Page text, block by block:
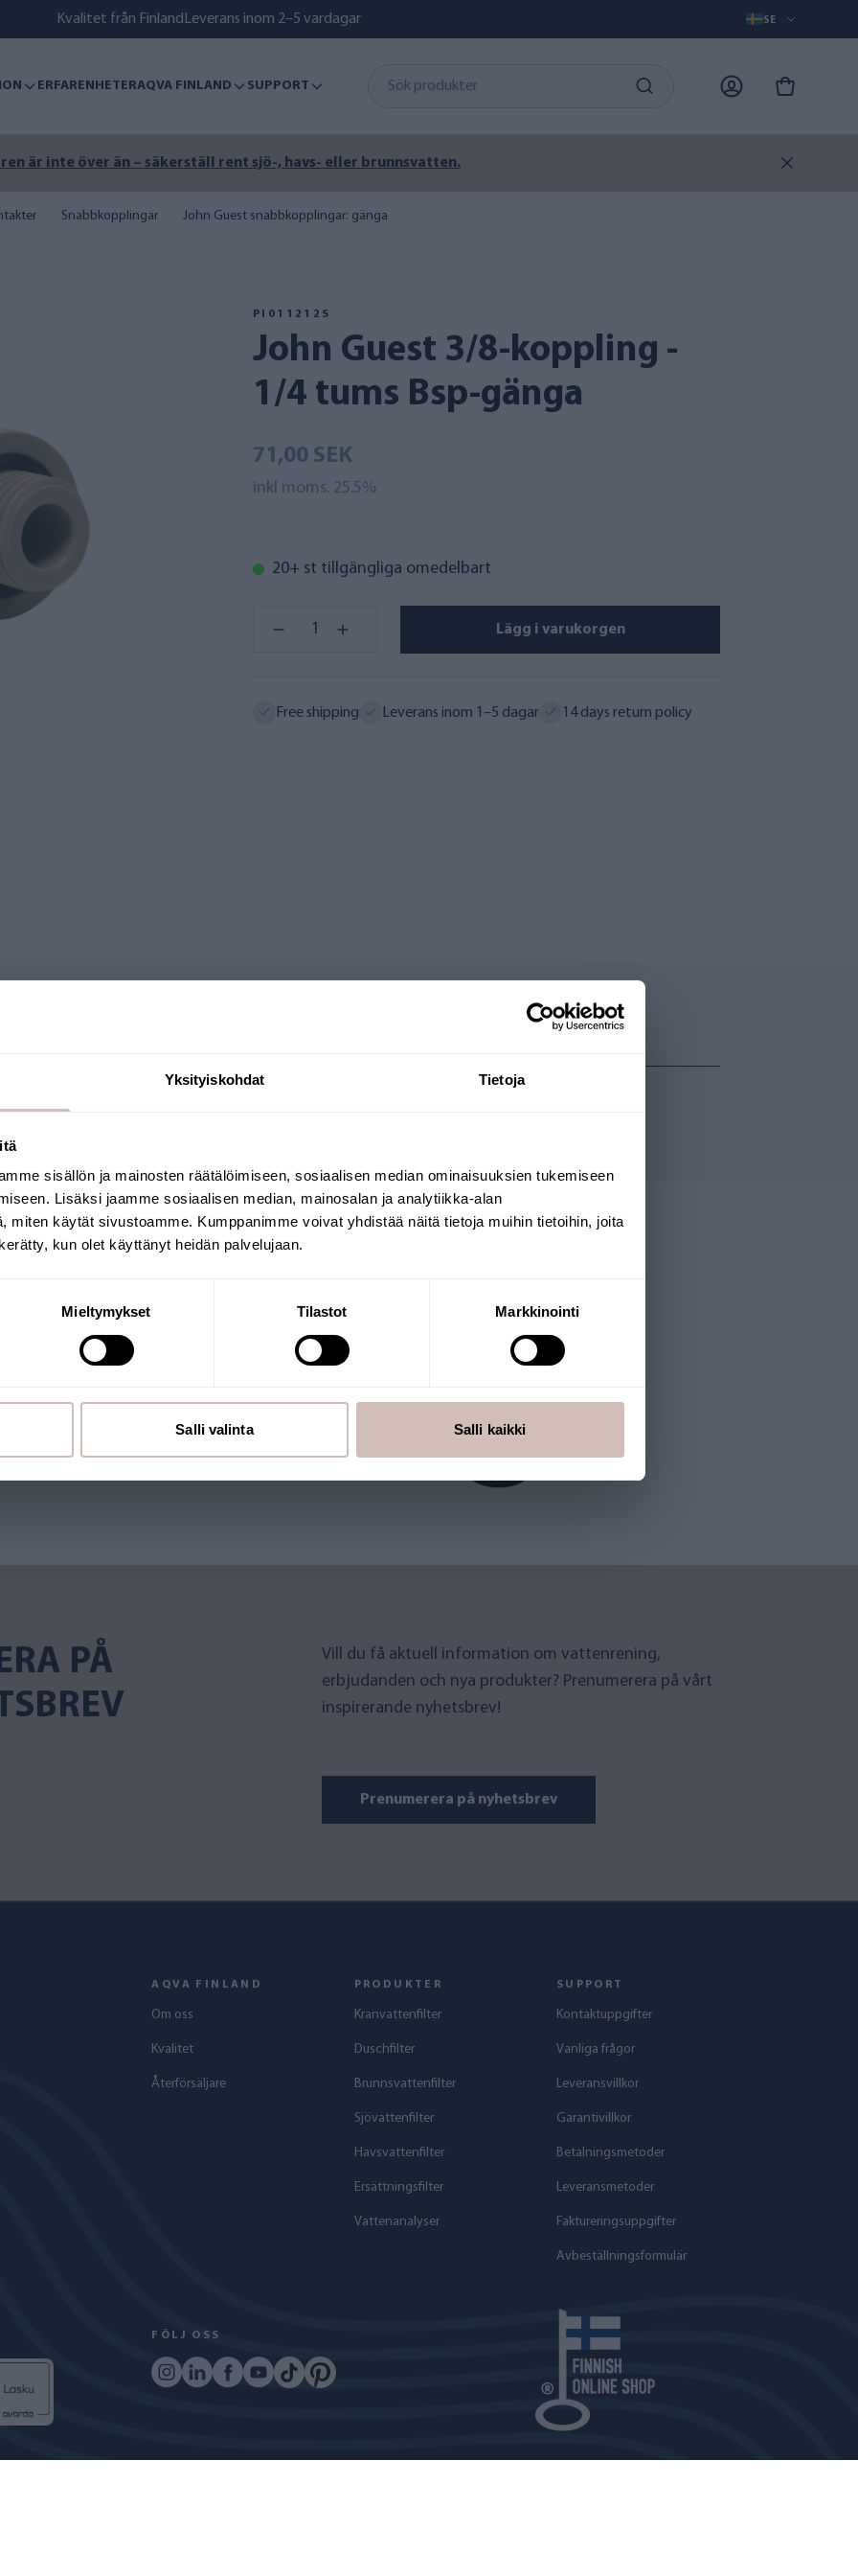
Yksityiskohdat Tietoja
sisällön ja mainosten räätälöimiseen, sosiaalisen median ominaisuuksien tukemiseen
Lisäksi jaamme sosiaalisen median, mainosalan ja analytiikka-alan
miten käytät sivustoamme. Kumppanimme voivat yhdistää näitä tietoja muihin tietoihin, joita
kun olet käyttänyt heidän palvelujaan.
Mieltymykset Tilastot Markkinointi
Salli valinta Salli kaikki
Kvalitet från Finland Leverans inom 2–5 vardagar SE
ERFARENHETERAQVA FINLAND SUPPORT
är inte över än – säkerställ rent sjö-, havs- eller brunnsvatten.
Snabbkopplingar John Guest snabbkopplingar: gänga
PI011212S
John Guest 3/8-koppling -
1/4 tums Bsp-gänga
71,00 SEK
inkl moms. 25.5%
20+ st tillgängliga omedelbart
Lägg i varukorgen
Free shipping Leverans inom 1–5 dagar 14 days return policy
drivs av ett finländskt
av våra produkter har
PÅ
Vill du få aktuell information om vattenrening,
erbjudanden och nya produkter? Prenumerera på vårt
inspirerande nyhetsbrev!
Prenumerera på nyhetsbrev
AQVA FINLAND
Om oss
Kvalitet
Återförsäljare
PRODUKTER
Kranvattenfilter
Duschfilter
Brunnsvattenfilter
Sjövattenfilter
Havs­vattenfilter
Ersättningsfilter
Vattenanalyser
SUPPORT
Kontaktuppgifter
Vanliga frågor
Leveransvillkor
Garantivillkor
Betalningsmetoder
Leveransmetoder
Faktureringsuppgifter
Avbeställningsformulär
FÖLJ OSS
Välj leveransland och språk för att fortsätta
Leveransland